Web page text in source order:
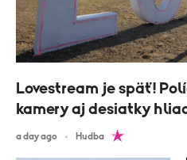
Lovestream je späť!
kamery aj desiatky
a day ago Hudba